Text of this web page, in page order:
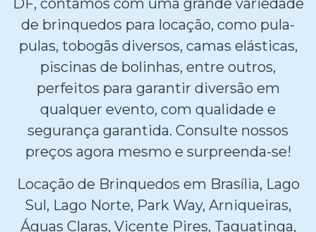
DF, contamos com uma grande variedade
de brinquedos para locação, como pula-
pulas, tobogãs diversos, camas elásticas,
piscinas de bolinhas, entre outros,
perfeitos para garantir diversão em
qualquer evento, com qualidade e
segurança garantida. Consulte nossos
preços agora mesmo e surpreenda-se!
Locação de Brinquedos em Brasília, Lago
Sul, Lago Norte, Park Way, Arniqueiras,
Águas Claras, Vicente Pires, Taguatinga,